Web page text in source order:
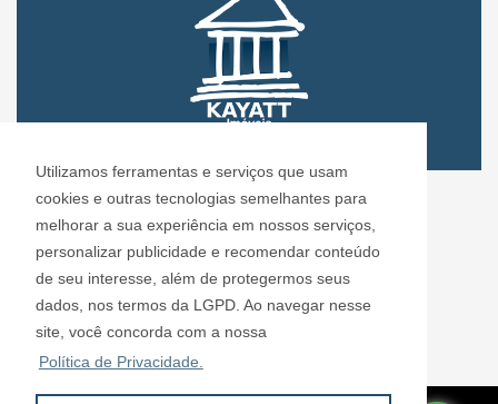
Utilizamos ferramentas e serviços que usam
cookies e outras tecnologias semelhantes para
melhorar a sua experiência em nossos serviços,
personalizar publicidade e recomendar conteúdo
de seu interesse, além de protegermos seus
dados, nos termos da LGPD. Ao navegar nesse
site, você concorda com a nossa
Política de Privacidade.
CRECI: 72.304
Informações de Contato
Kayatt Imóveis - 72.304
contato@kayattimoveis.com.br
+55 (11) 99200-6432